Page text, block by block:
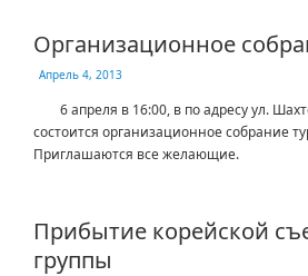
Организационное
Апрель 4, 2013
6 апреля в 16:00, в по адресу ул.
состоится организационное собрание
Приглашаются все желающие.
Прибытие корейской
группы